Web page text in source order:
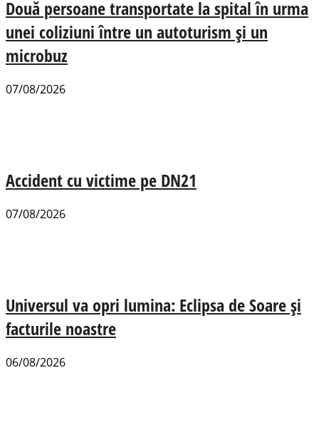
Două persoane transportate la spital în urma
unei coliziuni între un autoturism și un
microbuz
07/08/2026
Accident cu victime pe DN21
07/08/2026
Universul va opri lumina: Eclipsa de Soare și
facturile noastre
06/08/2026